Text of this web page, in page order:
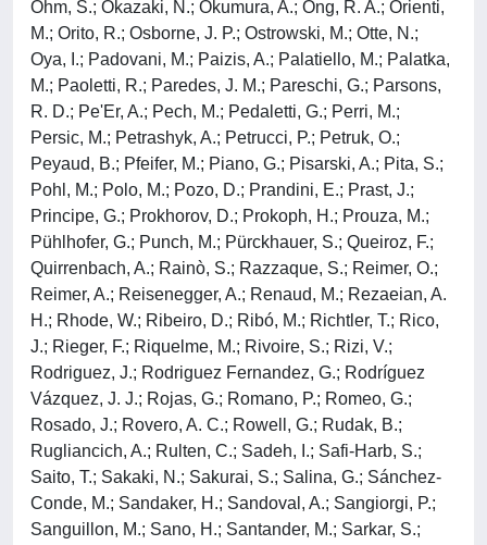
Ohm, S.; Okazaki, N.; Okumura, A.; Ong, R. A.; Orienti,
M.; Orito, R.; Osborne, J. P.; Ostrowski, M.; Otte, N.;
Oya, I.; Padovani, M.; Paizis, A.; Palatiello, M.; Palatka,
M.; Paoletti, R.; Paredes, J. M.; Pareschi, G.; Parsons,
R. D.; Pe'Er, A.; Pech, M.; Pedaletti, G.; Perri, M.;
Persic, M.; Petrashyk, A.; Petrucci, P.; Petruk, O.;
Peyaud, B.; Pfeifer, M.; Piano, G.; Pisarski, A.; Pita, S.;
Pohl, M.; Polo, M.; Pozo, D.; Prandini, E.; Prast, J.;
Principe, G.; Prokhorov, D.; Prokoph, H.; Prouza, M.;
Pühlhofer, G.; Punch, M.; Pürckhauer, S.; Queiroz, F.;
Quirrenbach, A.; Rainò, S.; Razzaque, S.; Reimer, O.;
Reimer, A.; Reisenegger, A.; Renaud, M.; Rezaeian, A.
H.; Rhode, W.; Ribeiro, D.; Ribó, M.; Richtler, T.; Rico,
J.; Rieger, F.; Riquelme, M.; Rivoire, S.; Rizi, V.;
Rodriguez, J.; Rodriguez Fernandez, G.; Rodríguez
Vázquez, J. J.; Rojas, G.; Romano, P.; Romeo, G.;
Rosado, J.; Rovero, A. C.; Rowell, G.; Rudak, B.;
Rugliancich, A.; Rulten, C.; Sadeh, I.; Safi-Harb, S.;
Saito, T.; Sakaki, N.; Sakurai, S.; Salina, G.; Sánchez-
Conde, M.; Sandaker, H.; Sandoval, A.; Sangiorgi, P.;
Sanguillon, M.; Sano, H.; Santander, M.; Sarkar, S.;